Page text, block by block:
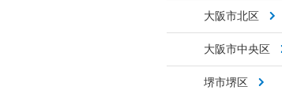
大阪市北区
大阪市中央区
堺市堺区